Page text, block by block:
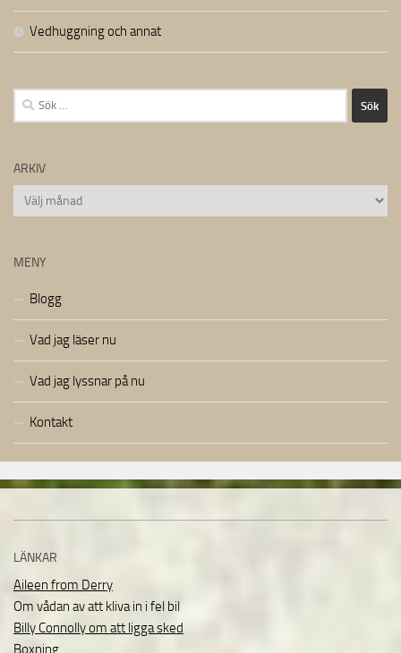
Vedhuggning och annat
Sök
efter:
ARKIV
Arkiv
MENY
Blogg
Vad jag läser nu
Vad jag lyssnar på nu
Kontakt
LÄNKAR
Aileen from Derry
Om vådan av att kliva in i fel bil
Billy Connolly om att ligga sked